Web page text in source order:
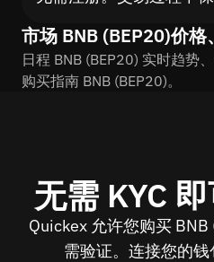
市场 BNB (BEP20)价
日程 BNB (BEP20) 实时趋势
购买指南 BNB (BEP20)。
无需 KYC
Quickex 允许您购买
需验证。连接您的钱